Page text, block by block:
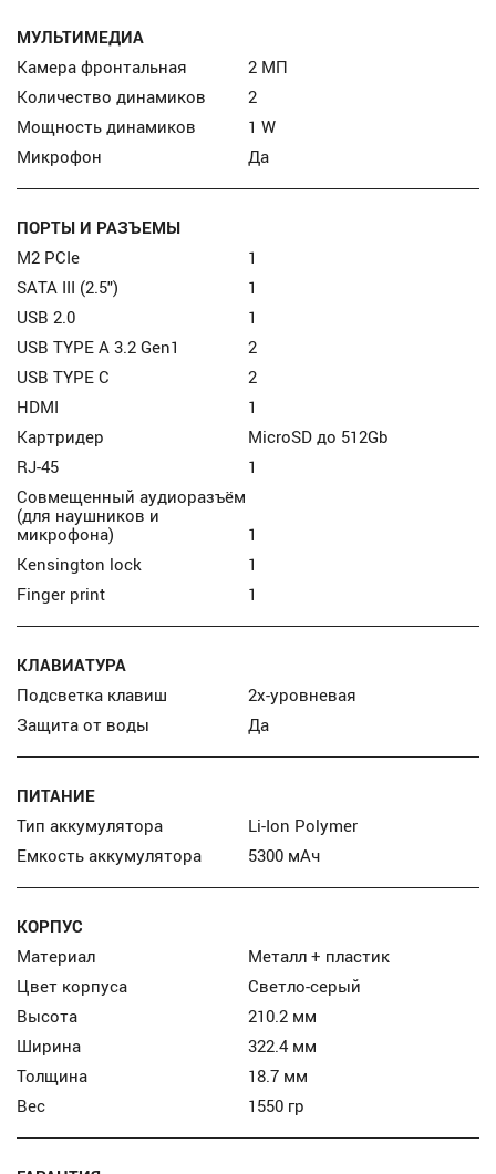
МУЛЬТИМЕДИА
Камера фронтальная
2 МП
Количество динамиков
2
Мощность динамиков
1 W
Микрофон
Да
ПОРТЫ И РАЗЪЕМЫ
M2 PCIe
1
SATA III (2.5")
1
USB 2.0
1
USB TYPE A 3.2 Gen1
2
USB TYPE C
2
HDMI
1
Картридер
MicroSD до 512Gb
RJ-45
1
Совмещенный аудиоразъём
(для наушников и
микрофона)
1
Kensington lock
1
Finger print
1
КЛАВИАТУРА
Подсветка клавиш
2х-уровневая
Защита от воды
Да
ПИТАНИЕ
Тип аккумулятора
Li-Ion Polymer
Емкость аккумулятора
5300 мАч
КОРПУС
Материал
Металл + пластик
Цвет корпуса
Светло-серый
Высота
210.2 мм
Ширина
322.4 мм
Толщина
18.7 мм
Вес
1550 гр